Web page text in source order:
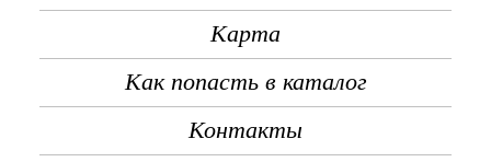
Карта
Как попасть в каталог
Контакты